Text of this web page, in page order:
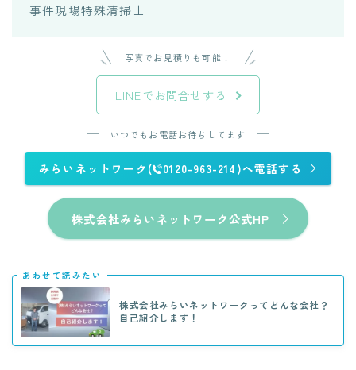
事件現場特殊清掃士
写真でお見積りも可能！
LINEでお問合せする
いつでもお電話お待ちしてます
みらいネットワーク( 0120-963-214)へ電話する
株式会社みらいネットワーク公式HP
あわせて読みたい
株式会社みらいネットワークってどんな会社？
自己紹介します！